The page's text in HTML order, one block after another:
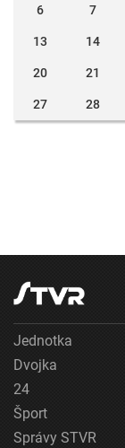
6 7
13 14
20 21
27 28
Jednotka
Dvojka
24
Šport
Správy STVR